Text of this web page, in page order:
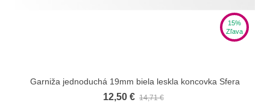
15%
Zľava
Garniža jednoduchá 19mm biela leskla koncovka Sfera
12,50 € 14,71 €